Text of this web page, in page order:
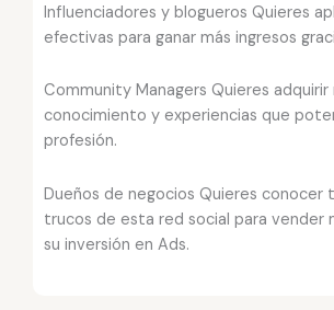
Influenciadores y blogueros Quieres
efectivas para ganar más ingresos
Community Managers Quieres adquirir
conocimiento y experiencias que
profesión.
Dueños de negocios Quieres conocer
trucos de esta red social para vender
su inversión en Ads.